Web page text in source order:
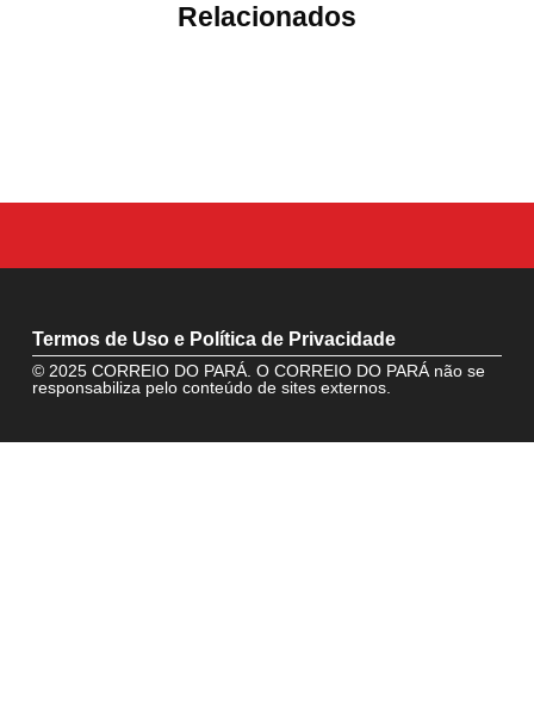
Relacionados
Termos de Uso e Política de Privacidade
© 2025 CORREIO DO PARÁ. O CORREIO DO PARÁ não se
responsabiliza pelo conteúdo de sites externos.